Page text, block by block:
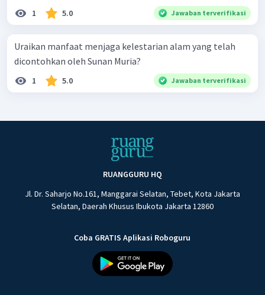
1 5.0 Jawaban terverifikasi
Uraikan manfaat menjaga kelestarian alam yang telah
dicontohkan oleh Sunan Muria?
1 5.0 Jawaban terverifikasi
RUANGGURU HQ
Jl. Dr. Saharjo No.161, Manggarai Selatan, Tebet, Kota Jakarta
Selatan, Daerah Khusus Ibukota Jakarta 12860
Coba GRATIS Aplikasi Roboguru